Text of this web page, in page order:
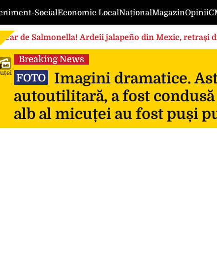
SocialEconomic LocalNaționalMagazinOpinii
Focar de Salmonella! Ardeii jalapeño din Mexic,
Breaking News
FOTO
Imagini dramatice.
autoutilitară, a fost
alb al micuței au fost puși